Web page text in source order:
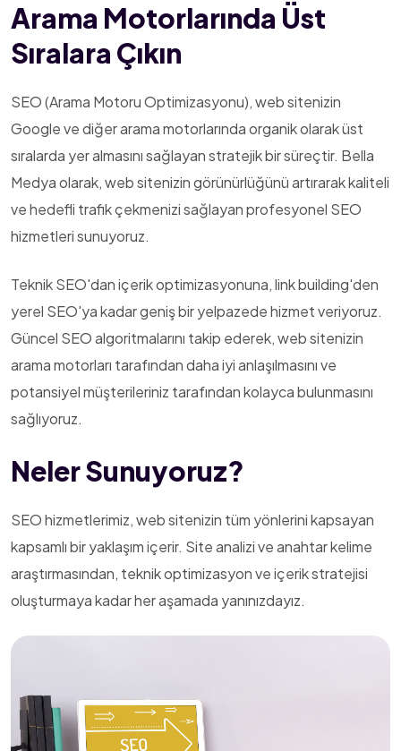
Arama Motorlarında Üst
Sıralara Çıkın
SEO (Arama Motoru Optimizasyonu), web sitenizin
Google ve diğer arama motorlarında organik olarak üst
sıralarda yer almasını sağlayan stratejik bir süreçtir. Bella
Medya olarak, web sitenizin görünürlüğünü artırarak kaliteli
ve hedefli trafik çekmenizi sağlayan profesyonel SEO
hizmetleri sunuyoruz.
Teknik SEO'dan içerik optimizasyonuna, link building'den
yerel SEO'ya kadar geniş bir yelpazede hizmet veriyoruz.
Güncel SEO algoritmalarını takip ederek, web sitenizin
arama motorları tarafından daha iyi anlaşılmasını ve
potansiyel müşterileriniz tarafından kolayca bulunmasını
sağlıyoruz.
Neler Sunuyoruz?
SEO hizmetlerimiz, web sitenizin tüm yönlerini kapsayan
kapsamlı bir yaklaşım içerir. Site analizi ve anahtar kelime
araştırmasından, teknik optimizasyon ve içerik stratejisi
oluşturmaya kadar her aşamada yanınızdayız.